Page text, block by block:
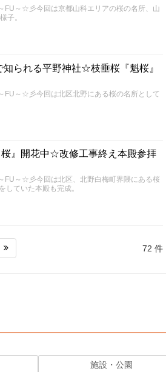
FU～☆彡今回は京都山科エリアの桜の名所、山
子。
知られる平野神社☆枝垂桜『魁桜』
FU～☆彡今回は北区北野にある桜の名所として
桜』開花中☆改修工事終え本殿参拝
FU～☆彡今回は北区、北野白梅町界隈にある桜
していた本殿も完成。
72 件
施設・公園